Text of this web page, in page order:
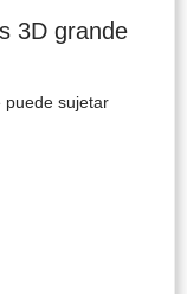
3D grande
puede sujetar